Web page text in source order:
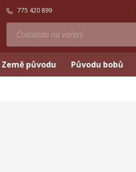
775 420 899
Země původu Původu bobů